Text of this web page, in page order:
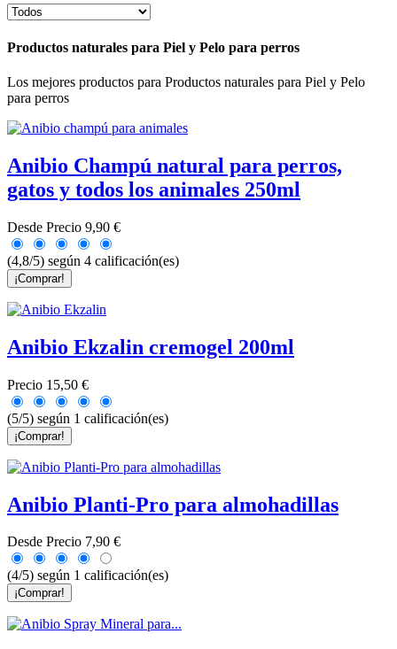
Productos naturales para Piel y Pelo para perros
Los mejores productos para Productos naturales para Piel y Pelo
para perros
Anibio Champú natural para perros,
gatos y todos los animales 250ml
Desde Precio 9,90 €
(4,8/5) según 4 calificación(es)
¡Comprar!
Anibio Ekzalin cremogel 200ml
Precio 15,50 €
(5/5) según 1 calificación(es)
¡Comprar!
Anibio Planti-Pro para almohadillas
Desde Precio 7,90 €
(4/5) según 1 calificación(es)
¡Comprar!